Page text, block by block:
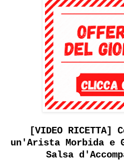
[VIDEO RICETTA]
un'Arista Morbida e
Salsa